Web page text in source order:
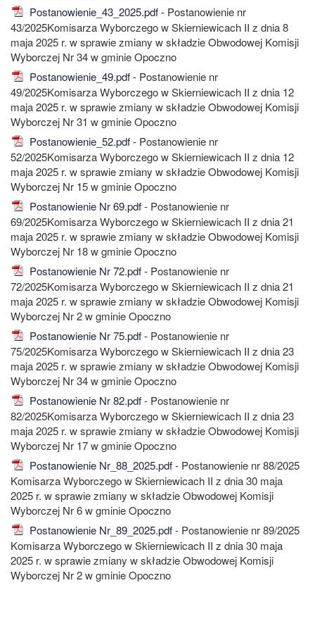
Postanowienie_43_2025.pdf- Postanowienie nr
43/2025Komisarza Wyborczego w Skierniewicach II z dnia 8
maja 2025 r. w sprawie zmiany w składzie Obwodowej Komisji
Wyborczej Nr 34 w gminie Opoczno
Postanowienie_49.pdf- Postanowienie nr
49/2025Komisarza Wyborczego w Skierniewicach II z dnia 12
maja 2025 r. w sprawie zmiany w składzie Obwodowej Komisji
Wyborczej Nr 31 w gminie Opoczno
Postanowienie_52.pdf- Postanowienie nr
52/2025Komisarza Wyborczego w Skierniewicach II z dnia 12
maja 2025 r. w sprawie zmiany w składzie Obwodowej Komisji
Wyborczej Nr 15 w gminie Opoczno
Postanowienie Nr 69.pdf- Postanowienie nr
69/2025Komisarza Wyborczego w Skierniewicach II z dnia 21
maja 2025 r. w sprawie zmiany w składzie Obwodowej Komisji
Wyborczej Nr 18 w gminie Opoczno
Postanowienie Nr 72.pdf- Postanowienie nr
72/2025Komisarza Wyborczego w Skierniewicach II z dnia 21
maja 2025 r. w sprawie zmiany w składzie Obwodowej Komisji
Wyborczej Nr 2 w gminie Opoczno
Postanowienie Nr 75.pdf- Postanowienie nr
75/2025Komisarza Wyborczego w Skierniewicach II z dnia 23
maja 2025 r. w sprawie zmiany w składzie Obwodowej Komisji
Wyborczej Nr 34 w gminie Opoczno
Postanowienie Nr 82.pdf- Postanowienie nr
82/2025Komisarza Wyborczego w Skierniewicach II z dnia 23
maja 2025 r. w sprawie zmiany w składzie Obwodowej Komisji
Wyborczej Nr 17 w gminie Opoczno
Postanowienie Nr_88_2025.pdf- Postanowienie nr 88/2025
Komisarza Wyborczego w Skierniewicach II z dnia 30 maja
2025 r. w sprawie zmiany w składzie Obwodowej Komisji
Wyborczej Nr 6 w gminie Opoczno
Postanowienie Nr_89_2025.pdf- Postanowienie nr 89/2025
Komisarza Wyborczego w Skierniewicach II z dnia 30 maja
2025 r. w sprawie zmiany w składzie Obwodowej Komisji
Wyborczej Nr 2 w gminie Opoczno